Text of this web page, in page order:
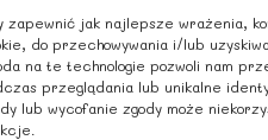
zapewnić jak najlepsze wrażenia,
do przechowywania i/lub
na te technologie pozwoli nam
przeglądania lub unikalne
lub wycofanie zgody może
energetyczna 1073
1,8 g
kwasy tłuszczowe
52 g